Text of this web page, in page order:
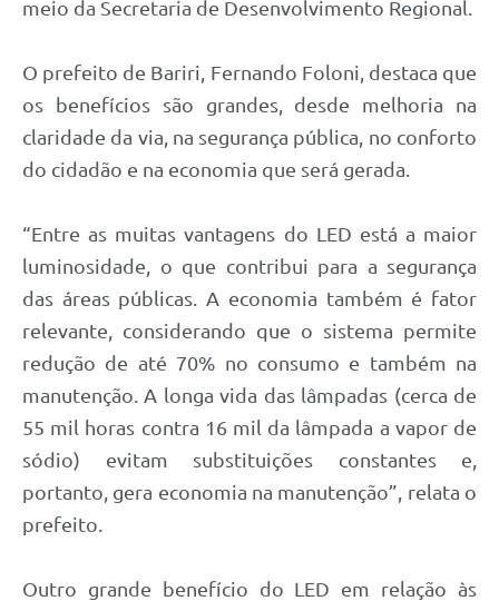
meio da Secretaria de Desenvolvimento Regional.
O prefeito de Bariri, Fernando Foloni, destaca que
os benefícios são grandes, desde melhoria na
claridade da via, na segurança pública, no conforto
do cidadão e na economia que será gerada.
“Entre as muitas vantagens do LED está a maior
luminosidade, o que contribui para a segurança
das áreas públicas. A economia também é fator
relevante, considerando que o sistema permite
redução de até 70% no consumo e também na
manutenção. A longa vida das lâmpadas (cerca de
55 mil horas contra 16 mil da lâmpada a vapor de
sódio) evitam substituições constantes e,
portanto, gera economia na manutenção”, relata o
prefeito.
Outro grande benefício do LED em relação às